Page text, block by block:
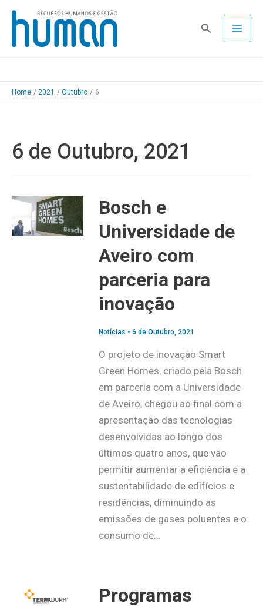
Skip
content
Pesquisa
Home 2021 Outubro 6
6 de Outubro, 2021
Bosch e
Universidade de
Aveiro com
parceria para
inovação
Notícias • 6 de Outubro, 2021
O projeto de inovação Smart
Green Homes, criado pela Bosch
em parceria com a Universidade
de Aveiro, chegou ao final com a
apresentação das tecnologias
desenvolvidas ao longo dos
últimos quatro anos, que vão
permitir aumentar a eficiência e a
sustentabilidade de edifícios e
residências, diminuindo as
emissões de gases poluentes e o
consumo de…
Programas